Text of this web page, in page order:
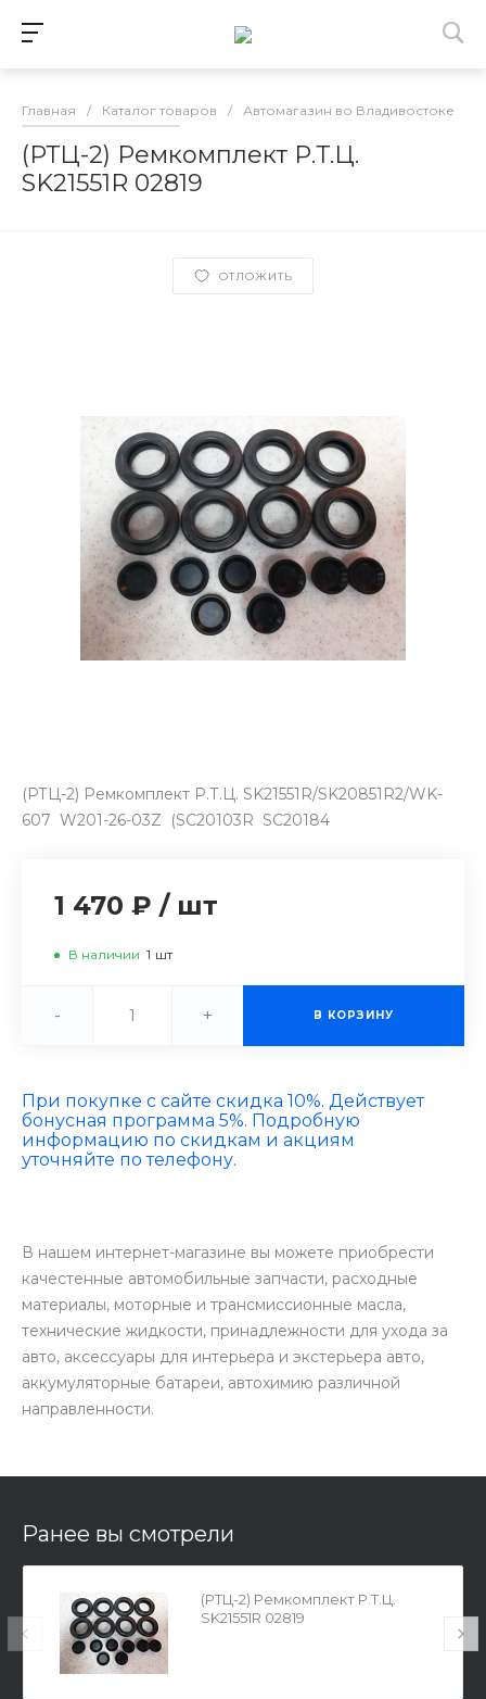
Главная / Каталог товаров / Автомагазин во Владивостоке
(РТЦ-2) Ремкомплект Р.Т.Ц.
SK21551R 02819
ОТЛОЖИТЬ
(РТЦ-2) Ремкомплект Р.Т.Ц. SK21551R/SK20851R2/WK-
607 W201-26-03Z (SC20103R SC20184
1 470 ₽ / шт
В наличии 1 шт
- + В КОРЗИНУ
При покупке с сайте скидка 10%. Действует
бонусная программа 5%. Подробную
информацию по скидкам и акциям
уточняйте по телефону.
В нашем интернет-магазине вы можете приобрести
качестенные автомобильные запчасти, расходные
материалы, моторные и трансмиссионные масла,
технические жидкости, принадлежности для ухода за
авто, аксессуары для интерьера и экстерьера авто,
аккумуляторные батареи, автохимию различной
направленности.
Ранее вы смотрели
(РТЦ-2) Ремкомплект Р.Т.Ц.
SK21551R 02819